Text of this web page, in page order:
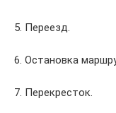
5. Переезд.
6. Остановка
7. Перекресток.